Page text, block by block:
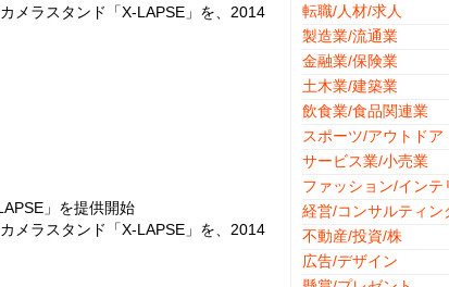
メラスタンド「X-LAPSE」を、2014
」を提供開始
メラスタンド「X-LAPSE」を、2014
転職/人材/求人
製造業/流通業
金融業/保険業
土木業/建築業
飲食業/食品関連業
スポーツ/アウトドア
サービス業/小売業
ファッション/インテ
経営/コンサルティン
不動産/投資/株
広告/デザイン